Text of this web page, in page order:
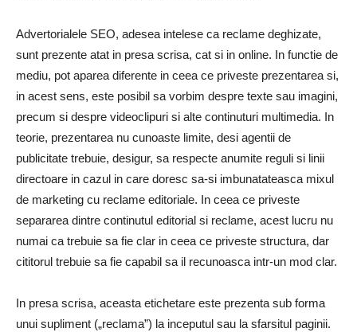
Advertorialele SEO, adesea intelese ca reclame deghizate,
sunt prezente atat in ​​presa scrisa, cat si in online. In functie de
mediu, pot aparea diferente in ceea ce priveste prezentarea si,
in acest sens, este posibil sa vorbim despre texte sau imagini,
precum si despre videoclipuri si alte continuturi multimedia. In
teorie, prezentarea nu cunoaste limite, desi agentii de
publicitate trebuie, desigur, sa respecte anumite reguli si linii
directoare in cazul in care doresc sa-si imbunatateasca mixul
de marketing cu reclame editoriale. In ceea ce priveste
separarea dintre continutul editorial si reclame, acest lucru nu
numai ca trebuie sa fie clar in ceea ce priveste structura, dar
cititorul trebuie sa fie capabil sa il recunoasca intr-un mod clar.
In presa scrisa, aceasta etichetare este prezenta sub forma
unui supliment („reclama”) la inceputul sau la sfarsitul paginii.